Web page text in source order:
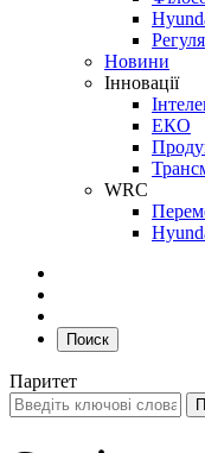
Новини
Інновації
ЕКО
WRC
Поиск
Паритет